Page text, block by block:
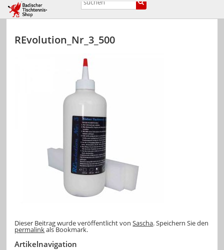
REvolution_Nr_3_500
Dieser Beitrag wurde veröffentlicht vonSascha. Speichern Sie den
permalinkals Bookmark.
Artikelnavigation